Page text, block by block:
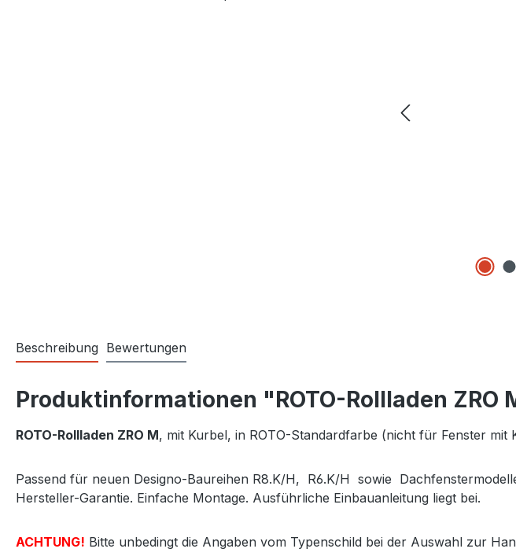
Beschreibung Bewertungen
Produktinformationen "ROTO-Rollladen ZRO
ROTO-Rollladen ZRO M, mit Kurbel, in ROTO-Standardfarbe (nicht für Fenster
Passend für neuen Designo-Baureihen R8.K/H, R6.K/H sowie
Hersteller-Garantie. Einfache Montage. Ausführliche Einbauanleitung liegt bei.
ACHTUNG! Bitte unbedingt die Angaben vom Typenschild bei der Auswahl zur